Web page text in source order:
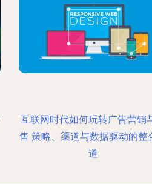
互联网时代如何玩转广告营销
售 策略、渠道与数据驱动的整
道